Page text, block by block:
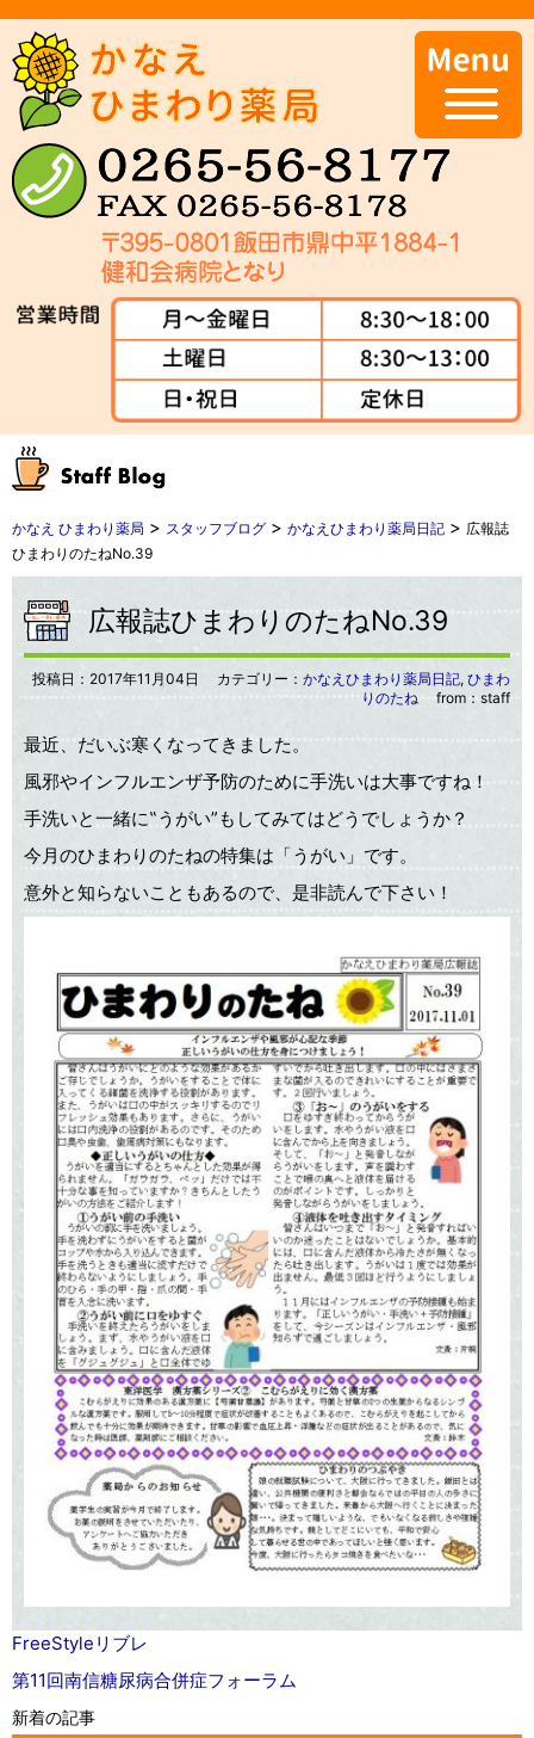
かなえ ひまわり薬局 > スタッフブログ > かなえひまわり薬局日記 > 広報誌
ひまわりのたねNo.39
広報誌ひまわりのたねNo.39
投稿日： 2017年11月04日 カテゴリー： かなえひまわり薬局日記, ひまわ
りのたね from：staff
最近、だいぶ寒くなってきました。
風邪やインフルエンザ予防のために手洗いは大事ですね！
手洗いと一緒に‟うがい”もしてみてはどうでしょうか？
今月のひまわりのたねの特集は「うがい」です。
意外と知らないこともあるので、是非読んで下さい！
FreeStyleリブレ
第11回南信糖尿病合併症フォーラム
新着の記事